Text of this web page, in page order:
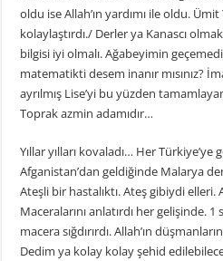
oldu ise Allah’ın yardımı ile oldu.
kolaylaştırdı./ Derler ya Kanascı
bilgisi iyi olmalı. Ağabeyimin
matematikti desem inanır mısınız?
ayrılmış Lise’yi bu yüzden
Toprak azmin adamıdır…
Yıllar yılları kovaladı… Her
Afganistan’dan geldiğinde Malarya
Ateşli bir hastalıktı. Ateş gibiydi
Maceralarını anlatırdı her gelişinde.
macera sığdırırdı. Allah’ın
Dedim ya kolay kolay şehid